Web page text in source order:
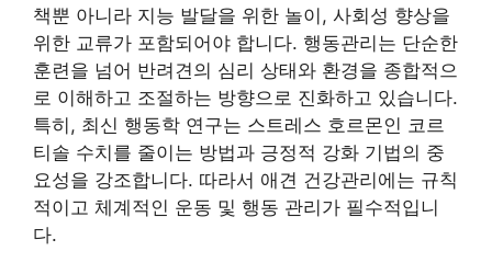
책뿐 아니라 지능 발달을 위한 놀이, 사회성 향상을
위한 교류가 포함되어야 합니다. 행동관리는 단순한
훈련을 넘어 반려견의 심리 상태와 환경을 종합적으
로 이해하고 조절하는 방향으로 진화하고 있습니다.
특히, 최신 행동학 연구는 스트레스 호르몬인 코르
티솔 수치를 줄이는 방법과 긍정적 강화 기법의 중
요성을 강조합니다. 따라서 애견 건강관리에는 규칙
적이고 체계적인 운동 및 행동 관리가 필수적입니
다.